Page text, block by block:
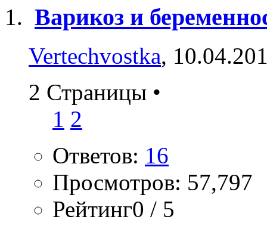
Варикоз и
Vertechvostka,
2 Страницы •
1 2
Ответов: 16
Просмотров: 57,797
Рейтинг0 / 5